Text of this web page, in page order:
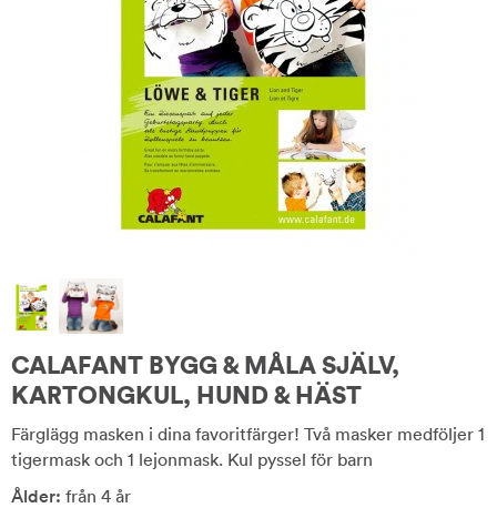
CALAFANT BYGG & MÅLA SJÄLV,
KARTONGKUL, HUND & HÄST
Färglägg masken i dina favoritfärger! Två masker medföljer 1
tigermask och 1 lejonmask. Kul pyssel för barn
Ålder: från 4 år